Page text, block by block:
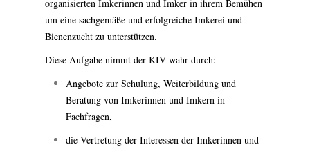
organisierten Imkerinnen und Imker in ihrem Bemühen
um eine sachgemäße und erfolgreiche Imkerei und
Bienenzucht zu unterstützen.
Diese Aufgabe nimmt der KIV wahr durch:
Angebote zur Schulung, Weiterbildung und
Beratung von Imkerinnen und Imkern in
Fachfragen,
die Vertretung der Interessen der Imkerinnen und